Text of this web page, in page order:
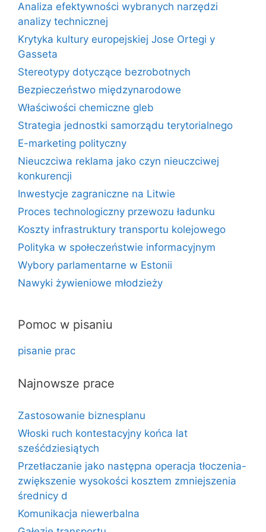
Analiza efektywności wybranych narzędzi
analizy technicznej
Krytyka kultury europejskiej Jose Ortegi y
Gasseta
Stereotypy dotyczące bezrobotnych
Bezpieczeństwo międzynarodowe
Właściwości chemiczne gleb
Strategia jednostki samorządu terytorialnego
E-marketing polityczny
Nieuczciwa reklama jako czyn nieuczciwej
konkurencji
Inwestycje zagraniczne na Litwie
Proces technologiczny przewozu ładunku
Koszty infrastruktury transportu kolejowego
Polityka w społeczeństwie informacyjnym
Wybory parlamentarne w Estonii
Nawyki żywieniowe młodzieży
Pomoc w pisaniu
pisanie prac
Najnowsze prace
Zastosowanie biznesplanu
Włoski ruch kontestacyjny końca lat
sześćdziesiątych
Przetłaczanie jako następna operacja tłoczenia-
zwiększenie wysokości kosztem zmniejszenia
średnicy d
Komunikacja niewerbalna